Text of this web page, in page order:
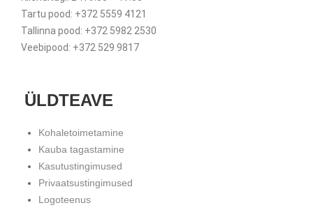
Tartu pood: +372 5559 4121
Tallinna pood: +372 5982 2530
Veebipood: +372 529 9817
ÜLDTEAVE
Kohaletoimetamine
Kauba tagastamine
Kasutustingimused
Privaatsustingimused
Logoteenus